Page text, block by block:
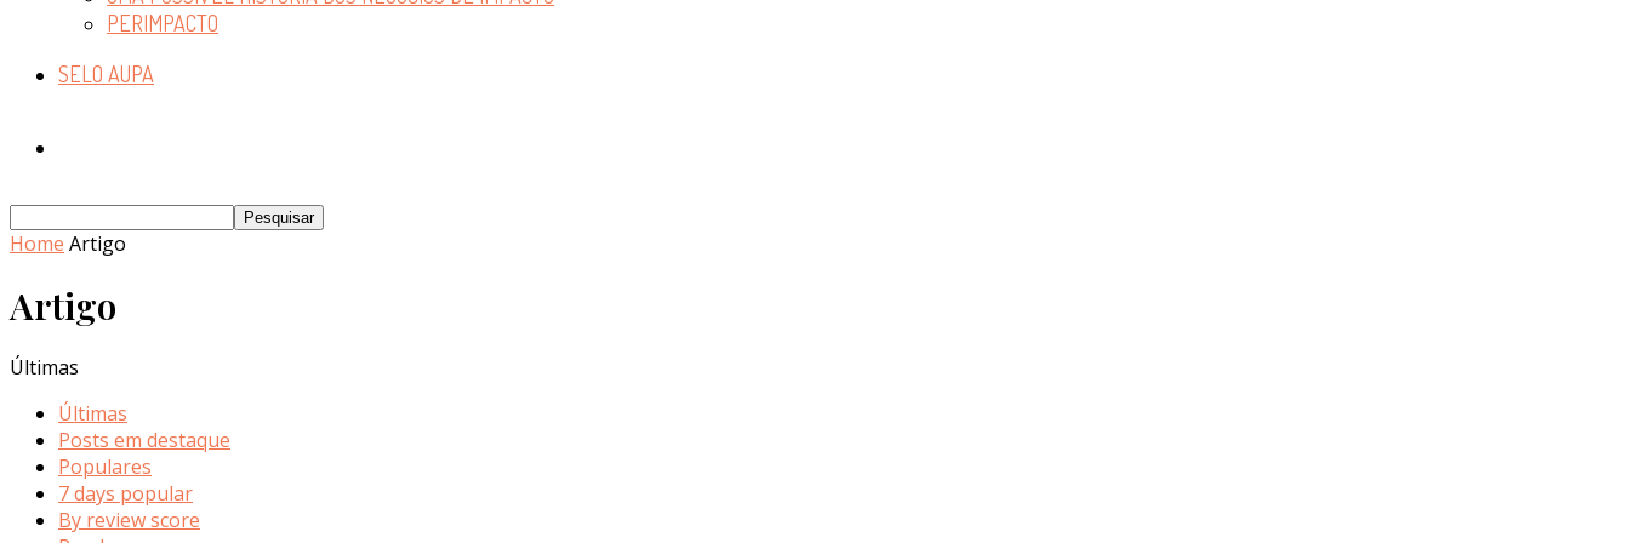
PERIMPACTO
SELO AUPA
Home Artigo
Artigo
Últimas
Últimas
Posts em destaque
Populares
7 days popular
By review score